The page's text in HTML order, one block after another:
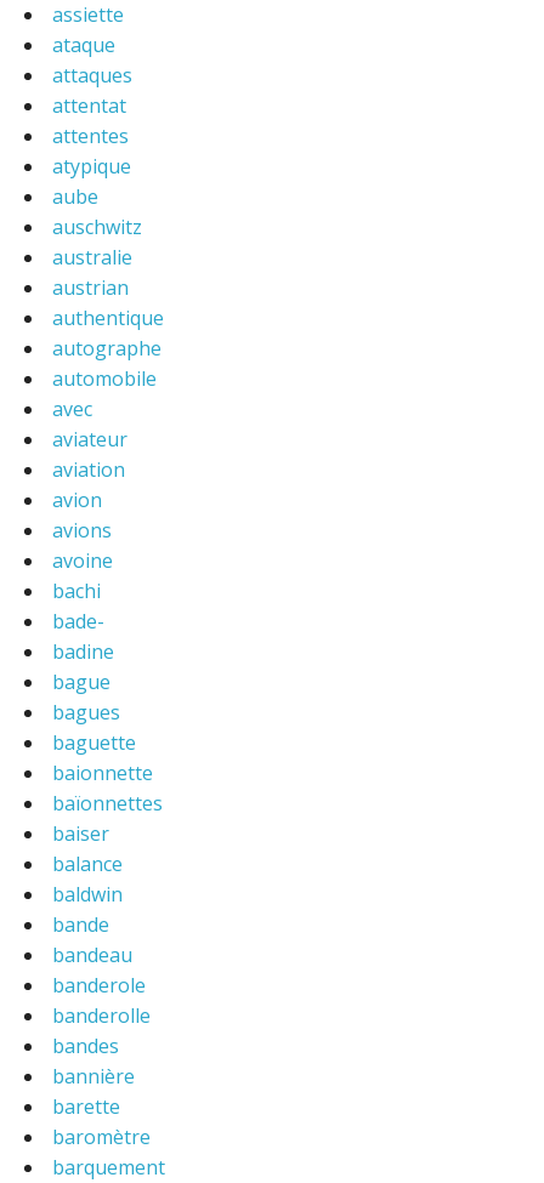
assiette
ataque
attaques
attentat
attentes
atypique
aube
auschwitz
australie
austrian
authentique
autographe
automobile
avec
aviateur
aviation
avion
avions
avoine
bachi
bade-
badine
bague
bagues
baguette
baionnette
baïonnettes
baiser
balance
baldwin
bande
bandeau
banderole
banderolle
bandes
bannière
barette
baromètre
barquement